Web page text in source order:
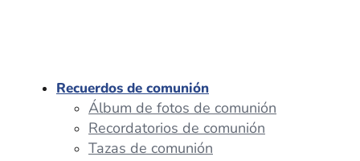
Recuerdos de comunión
Álbum de fotos de comunión
Recordatorios de comunión
Tazas de comunión